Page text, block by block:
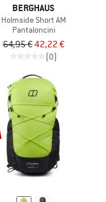
BERGHAUS
Holmside Short AM
Pantaloncini
64,95 €42,22 €
(0)